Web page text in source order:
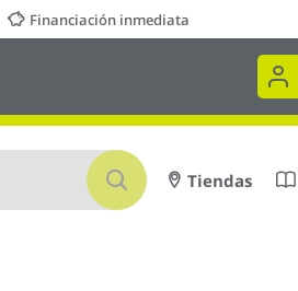
Financiación inmediata
Buscar
Tiendas